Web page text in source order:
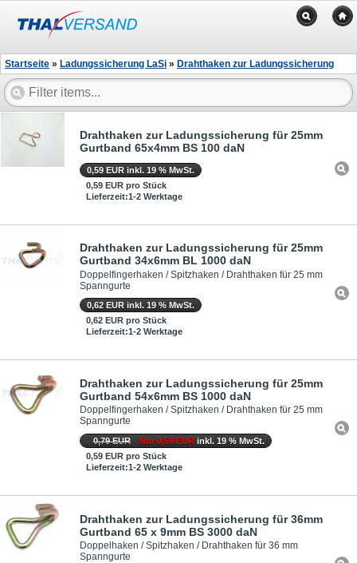
Startseite » Ladungssicherung LaSi » Drahthaken zur Ladungssicherung
Drahthaken zur Ladungssicherung für 25mm
Gurtband 65x4mm BS 100 daN
0,59 EUR inkl. 19 % MwSt.
0,59 EUR pro Stück
Lieferzeit:1-2 Werktage
Drahthaken zur Ladungssicherung für 25mm
Gurtband 34x6mm BL 1000 daN
Doppelfingerhaken / Spitzhaken / Drahthaken für 25 mm
Spanngurte
0,62 EUR inkl. 19 % MwSt.
0,62 EUR pro Stück
Lieferzeit:1-2 Werktage
Drahthaken zur Ladungssicherung für 25mm
Gurtband 54x6mm BS 1000 daN
Doppelfingerhaken / Spitzhaken / Drahthaken für 25 mm
Spanngurte
0,79 EUR Nur 0,59 EUR inkl. 19 % MwSt.
0,59 EUR pro Stück
Lieferzeit:1-2 Werktage
Drahthaken zur Ladungssicherung für 36mm
Gurtband 65 x 9mm BS 3000 daN
Doppelhaken / Spitzhaken / Drahthaken für 36 mm
Spanngurte